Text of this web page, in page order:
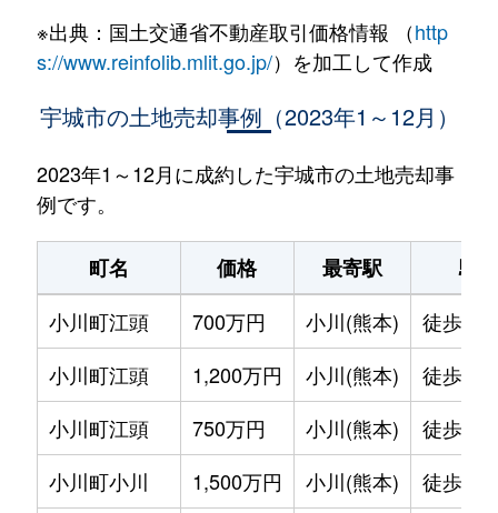
※出典：国土交通省不動産取引価格情報 （http
s://www.reinfolib.mlit.go.jp/）を加工して作成
宇城市の土地売却事例（2023年1～12月）
2023年1～12月に成約した宇城市の土地売却事
例です。
町名 価格 最寄駅
駅
小川町江頭
700万円 小川(熊本)
徒歩8分
小川町江頭
1,200万円 小川(熊本)
徒歩14
小川町江頭
750万円 小川(熊本)
徒歩12
小川町小川
1,500万円 小川(熊本)
徒歩29